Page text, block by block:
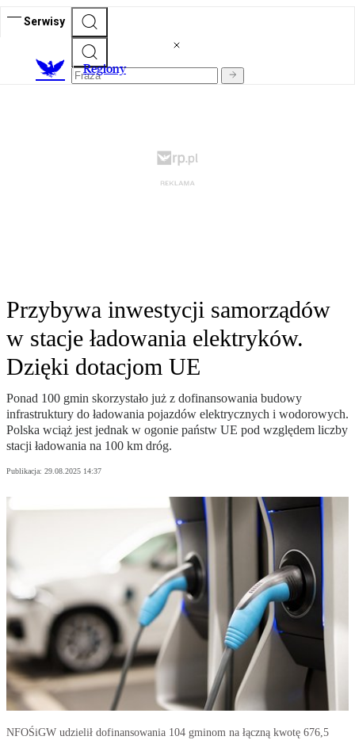
Serwisy
Regiony
Przybywa inwestycji samorządów
w stacje ładowania elektryków.
Dzięki dotacjom UE
Ponad 100 gmin skorzystało już z dofinansowania budowy
infrastruktury do ładowania pojazdów elektrycznych i wodorowych.
Polska wciąż jest jednak w ogonie państw UE pod względem liczby
stacji ładowania na 100 km dróg.
Publikacja: 29.08.2025 14:37
NFOŚiGW udzielił dofinansowania 104 gminom na łączną kwotę 676,5